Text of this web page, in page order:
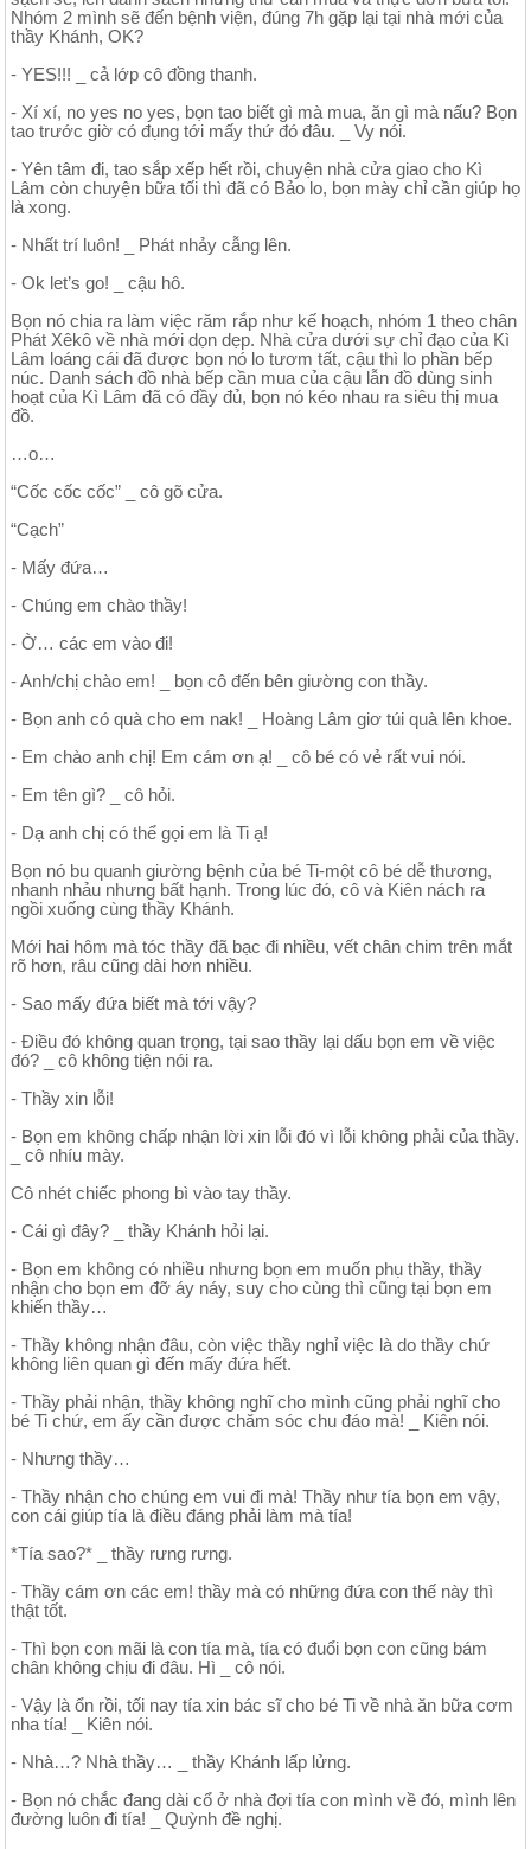
Nhóm 2 mình sẽ đến bệnh viện, đúng 7h gặp lại tại nhà mới của
thầy Khánh, OK?
- YES!!! _ cả lớp cô đồng thanh.
- Xí xí, no yes no yes, bọn tao biết gì mà mua, ăn gì mà nấu? Bọn
tao trước giờ có đụng tới mấy thứ đó đâu. _ Vy nói.
- Yên tâm đi, tao sắp xếp hết rồi, chuyện nhà cửa giao cho Kì
Lâm còn chuyện bữa tối thì đã có Bảo lo, bọn mày chỉ cần giúp họ
là xong.
- Nhất trí luôn! _ Phát nhảy cẫng lên.
- Ok let’s go! _ cậu hô.
Bọn nó chia ra làm việc răm rắp như kế hoạch, nhóm 1 theo chân
Phát Xêkô về nhà mới dọn dẹp. Nhà cửa dưới sự chỉ đạo của Kì
Lâm loáng cái đã được bọn nó lo tươm tất, cậu thì lo phần bếp
núc. Danh sách đồ nhà bếp cần mua của cậu lẫn đồ dùng sinh
hoạt của Kì Lâm đã có đầy đủ, bọn nó kéo nhau ra siêu thị mua
đồ.
…o…
“Cốc cốc cốc” _ cô gõ cửa.
“Cạch”
- Mấy đứa…
- Chúng em chào thầy!
- Ờ… các em vào đi!
- Anh/chị chào em! _ bọn cô đến bên giường con thầy.
- Bọn anh có quà cho em nak! _ Hoàng Lâm giơ túi quà lên khoe.
- Em chào anh chị! Em cám ơn ạ! _ cô bé có vẻ rất vui nói.
- Em tên gì? _ cô hỏi.
- Dạ anh chị có thể gọi em là Ti ạ!
Bọn nó bu quanh giường bệnh của bé Ti-một cô bé dễ thương,
nhanh nhảu nhưng bất hạnh. Trong lúc đó, cô và Kiên nách ra
ngồi xuống cùng thầy Khánh.
Mới hai hôm mà tóc thầy đã bạc đi nhiều, vết chân chim trên mắt
rõ hơn, râu cũng dài hơn nhiều.
- Sao mấy đứa biết mà tới vậy?
- Điều đó không quan trọng, tại sao thầy lại dấu bọn em về việc
đó? _ cô không tiện nói ra.
- Thầy xin lỗi!
- Bọn em không chấp nhận lời xin lỗi đó vì lỗi không phải của thầy.
_ cô nhíu mày.
Cô nhét chiếc phong bì vào tay thầy.
- Cái gì đây? _ thầy Khánh hỏi lại.
- Bọn em không có nhiều nhưng bọn em muốn phụ thầy, thầy
nhận cho bọn em đỡ áy náy, suy cho cùng thì cũng tại bọn em
khiến thầy…
- Thầy không nhận đâu, còn việc thầy nghỉ việc là do thầy chứ
không liên quan gì đến mấy đứa hết.
- Thầy phải nhận, thầy không nghĩ cho mình cũng phải nghĩ cho
bé Ti chứ, em ấy cần được chăm sóc chu đáo mà! _ Kiên nói.
- Nhưng thầy…
- Thầy nhận cho chúng em vui đi mà! Thầy như tía bọn em vậy,
con cái giúp tía là điều đáng phải làm mà tía!
*Tía sao?* _ thầy rưng rưng.
- Thầy cám ơn các em! thầy mà có những đứa con thế này thì
thật tốt.
- Thì bọn con mãi là con tía mà, tía có đuổi bọn con cũng bám
chân không chịu đi đâu. Hì _ cô nói.
- Vậy là ổn rồi, tối nay tía xin bác sĩ cho bé Ti về nhà ăn bữa cơm
nha tía! _ Kiên nói.
- Nhà…? Nhà thầy… _ thầy Khánh lấp lửng.
- Bọn nó chắc đang dài cổ ở nhà đợi tía con mình về đó, mình lên
đường luôn đi tía! _ Quỳnh đề nghị.